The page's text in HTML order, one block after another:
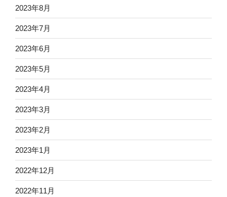
2023年8月
2023年7月
2023年6月
2023年5月
2023年4月
2023年3月
2023年2月
2023年1月
2022年12月
2022年11月